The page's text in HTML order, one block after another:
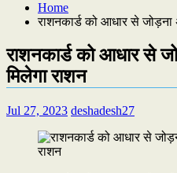
Home
राशनकार्ड को आधार से जोड़ना
राशनकार्ड को आधार से
मिलेगा राशन
Jul 27, 2023 deshadesh27